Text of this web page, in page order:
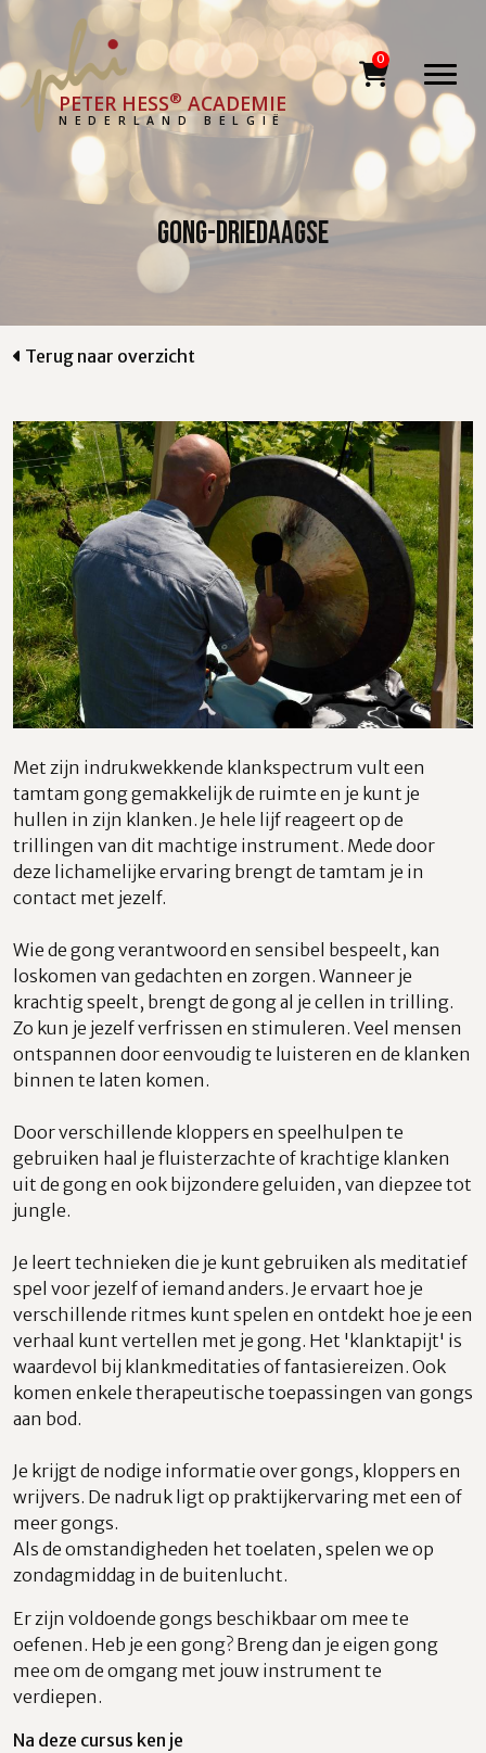
PETER HESS® ACADEMIE
NEDERLAND BELGIË
Gong-driedaagse
Terug naar overzicht
Met zijn indrukwekkende klankspectrum vult een
tamtam gong gemakkelijk de ruimte en je kunt je
hullen in zijn klanken. Je hele lijf reageert op de
trillingen van dit machtige instrument. Mede door
deze lichamelijke ervaring brengt de tamtam je in
contact met jezelf.
Wie de gong verantwoord en sensibel bespeelt, kan
loskomen van gedachten en zorgen. Wanneer je
krachtig speelt, brengt de gong al je cellen in trilling.
Zo kun je jezelf verfrissen en stimuleren. Veel mensen
ontspannen door eenvoudig te luisteren en de klanken
binnen te laten komen.
Door verschillende kloppers en speelhulpen te
gebruiken haal je fluisterzachte of krachtige klanken
uit de gong en ook bijzondere geluiden, van diepzee tot
jungle.
Je leert technieken die je kunt gebruiken als meditatief
spel voor jezelf of iemand anders. Je ervaart hoe je
verschillende ritmes kunt spelen en ontdekt hoe je een
verhaal kunt vertellen met je gong. Het 'klanktapijt' is
waardevol bij klankmeditaties of fantasiereizen. Ook
komen enkele therapeutische toepassingen van gongs
aan bod.
Je krijgt de nodige informatie over gongs, kloppers en
wrijvers. De nadruk ligt op praktijkervaring met een of
meer gongs.
Als de omstandigheden het toelaten, spelen we op
zondagmiddag in de buitenlucht.
Er zijn voldoende gongs beschikbaar om mee te
oefenen. Heb je een gong? Breng dan je eigen gong
mee om de omgang met jouw instrument te
verdiepen.
Na deze cursus ken je